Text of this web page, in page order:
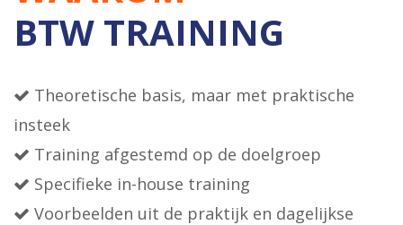
BTW TRAINING
Theoretische basis, maar met praktische
insteek
Training afgestemd op de doelgroep
Specifieke in-house training
Voorbeelden uit de praktijk en dagelijkse